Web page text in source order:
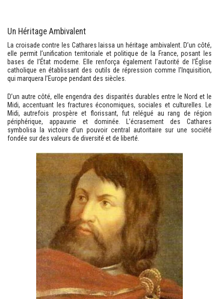
Un Héritage Ambivalent
La croisade contre les Cathares laissa un héritage ambivalent. D’un côté,
elle permit l’unification territoriale et politique de la France, posant les
bases de l’État moderne. Elle renforça également l’autorité de l’Église
catholique en établissant des outils de répression comme l’Inquisition,
qui marquera l’Europe pendant des siècles.
D’un autre côté, elle engendra des disparités durables entre le Nord et le
Midi, accentuant les fractures économiques, sociales et culturelles. Le
Midi, autrefois prospère et florissant, fut relégué au rang de région
périphérique, appauvrie et dominée. L’écrasement des Cathares
symbolisa la victoire d’un pouvoir central autoritaire sur une société
fondée sur des valeurs de diversité et de liberté.